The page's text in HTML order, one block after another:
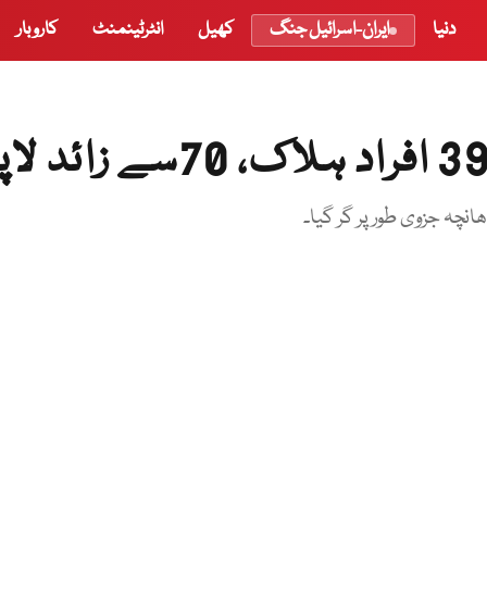
دنیا ایران-اسرائیل جنگ کھیل انٹرٹینمنٹ کاروبار
جزوی طور پر گر گیا۔